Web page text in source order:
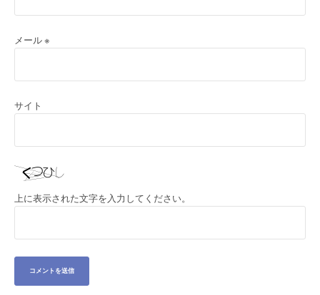
メール ※
サイト
上に表示された文字を入力してください。